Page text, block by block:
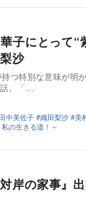
子にとって
沙
つ特別な意味が明
話。「…
田中美佐子 織田梨沙 美
の生きる道！～
岸の家事』